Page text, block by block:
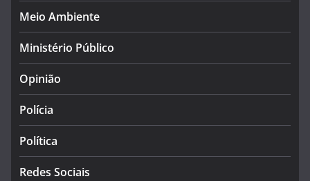
Meio Ambiente
Ministério Público
Opinião
Polícia
Política
Redes Sociais